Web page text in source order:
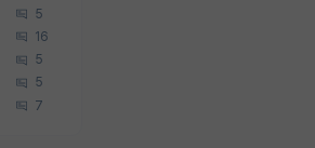
5
16
5
5
7